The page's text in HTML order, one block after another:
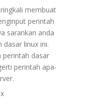
membuat
perintah
sarankan anda
linux ini.
perintah dasar
perintah apa-